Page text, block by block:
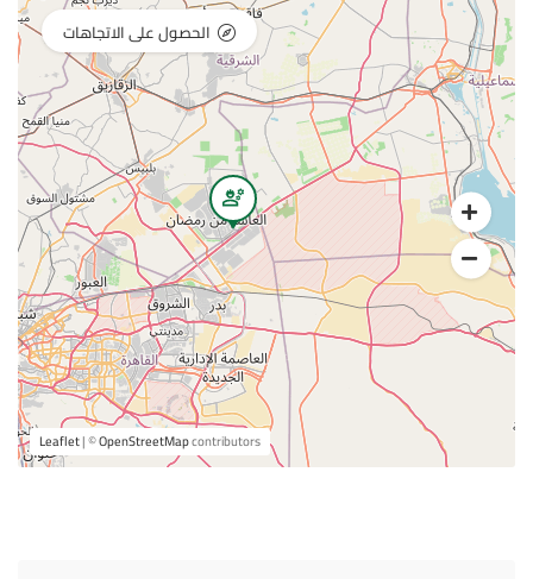
Leaflet| ©OpenStreetMapcontributors
الحصول على الاتجاهات